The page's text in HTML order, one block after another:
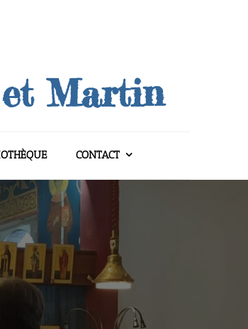
Martin
CONTACT